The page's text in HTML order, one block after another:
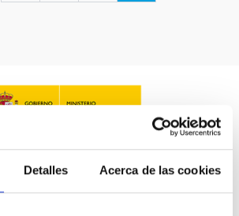
Detalles Acerca de las cookies